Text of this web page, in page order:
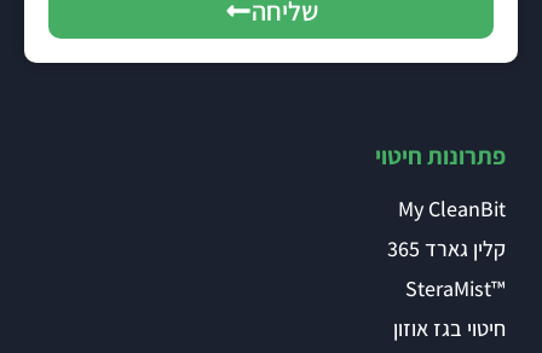
שליחה
פתרונות חיטוי
My CleanBit
קלין גארד 365
™SteraMist
חיטוי בגז אוזון